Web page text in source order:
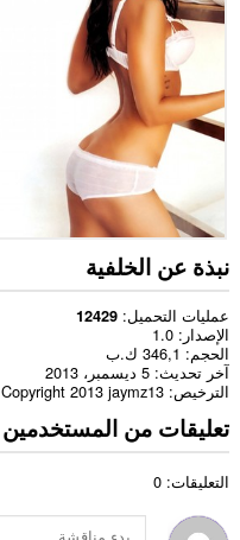
نبذة عن الخلفية
عمليات التحميل 12429
الإصدار
1.0
الحجم 346,1 ك.ب
آخر تحديث 5 ديسمبر، 2013
الترخيص Copyright 2013 jaymz13
تعليقات من المستخدمين
التعليقات: 0